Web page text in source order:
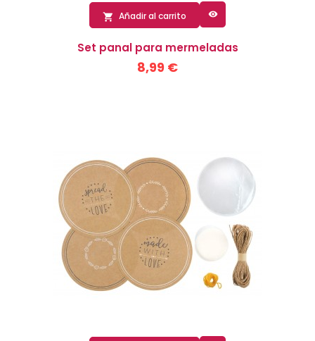
 Añadir al carrito 
Set panal para mermeladas
8,99 €